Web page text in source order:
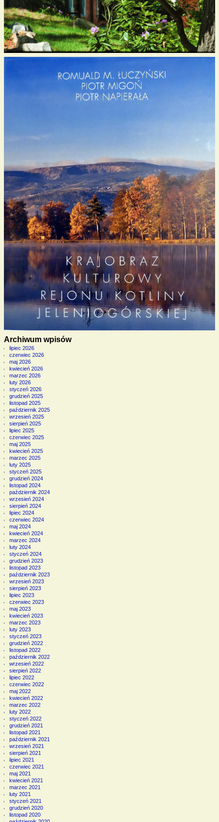
Archiwum wpisów
lipiec 2026
czerwiec 2026
maj 2026
kwiecień 2026
marzec 2026
luty 2026
styczeń 2026
grudzień 2025
listopad 2025
październik 2025
wrzesień 2025
sierpień 2025
lipiec 2025
czerwiec 2025
maj 2025
kwiecień 2025
marzec 2025
luty 2025
styczeń 2025
grudzień 2024
listopad 2024
październik 2024
wrzesień 2024
sierpień 2024
lipiec 2024
czerwiec 2024
maj 2024
kwiecień 2024
marzec 2024
luty 2024
styczeń 2024
grudzień 2023
listopad 2023
październik 2023
wrzesień 2023
sierpień 2023
lipiec 2023
czerwiec 2023
maj 2023
kwiecień 2023
marzec 2023
luty 2023
styczeń 2023
grudzień 2022
listopad 2022
październik 2022
wrzesień 2022
sierpień 2022
lipiec 2022
czerwiec 2022
maj 2022
kwiecień 2022
marzec 2022
luty 2022
styczeń 2022
grudzień 2021
listopad 2021
październik 2021
wrzesień 2021
sierpień 2021
lipiec 2021
czerwiec 2021
maj 2021
kwiecień 2021
marzec 2021
luty 2021
styczeń 2021
grudzień 2020
listopad 2020